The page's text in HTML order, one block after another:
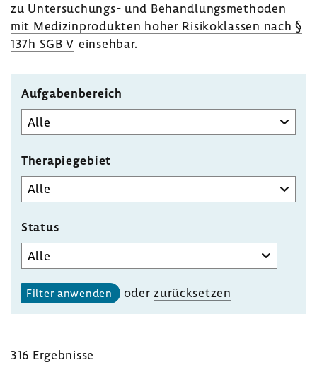
zu Untersuchungs-​ und Behand­lungs­me­thoden
mit Medi­zin­pro­dukten hoher Risi­ko­klassen nach §
137h SGB V einsehbar.
Aufgabenbereich
Therapiegebiet
Status
oderzurück­setzen
316 Ergeb­nisse